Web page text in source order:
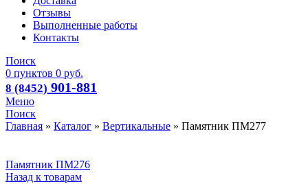
Отзывы
Выполненные работы
Контакты
Поиск
0 пунктов 0 руб.
8 (8452) 901-881
Меню
Поиск
Главная » Каталог » Вертикальные » Памятник ПМ277
Памятник ПМ276
Назад к товарам